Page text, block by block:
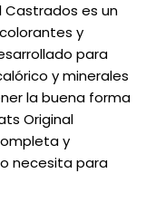
Castrados es un
y
para
y minerales
la buena forma
Original
y
necesita para